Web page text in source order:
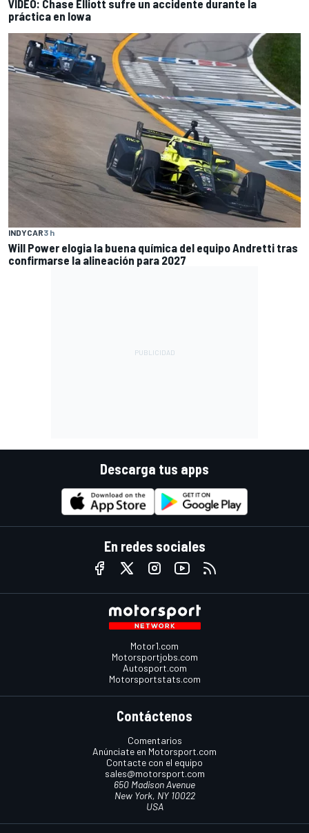
VIDEO: Chase Elliott sufre un accidente durante la
práctica en Iowa
INDYCAR3 h
Will Power elogia la buena química del equipo Andretti tras
confirmarse la alineación para 2027
Descarga tus apps
En redes sociales
Motor1.com
Motorsportjobs.com
Autosport.com
Motorsportstats.com
Contáctenos
Comentarios
Anúnciate en Motorsport.com
Contacte con el equipo
sales@motorsport.com
650 Madison Avenue
New York, NY 10022
USA